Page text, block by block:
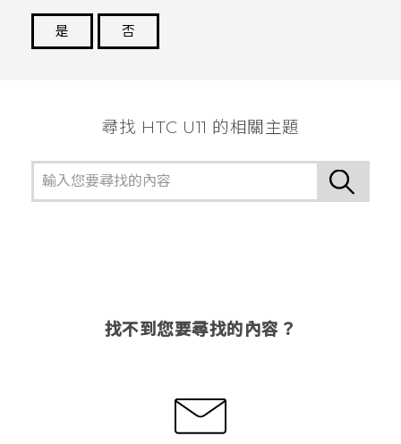
是
否
尋找 HTC U11 的相關主題
找不到您要尋找的內容？